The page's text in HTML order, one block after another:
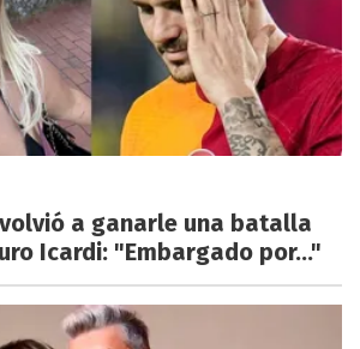
a ganarle una batalla
Icardi: "Embargado por..."